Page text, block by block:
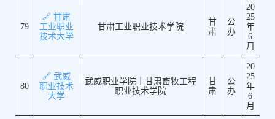
79
🔗 甘肃
工业职业
技术大学
甘肃工业职业技术学院
甘
肃
公
办
20
25
年
6
月
80
🔗 武威
职业技术
大学
武威职业学院｜甘肃畜牧工程
职业技术学院
甘
肃
公
办
20
25
年
6
月